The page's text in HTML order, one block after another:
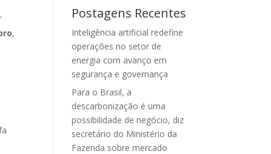
,
Postagens Recentes
Inteligência artificial redefine
operações no setor de
energia com avanço em
segurança e governança
Para o Brasil, a
descarbonização é uma
possibilidade de negócio, diz
secretário do Ministério da
Fazenda sobre mercado